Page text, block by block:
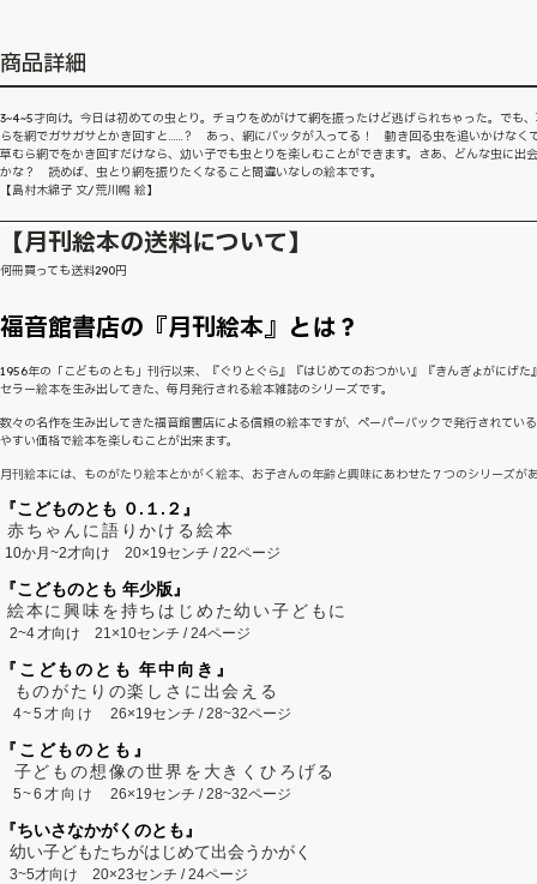
商品詳細
3~4~5才向け。今日は初めての虫とり。チョウをめがけて網を振ったけど逃げられちゃった。でも
らを網でガサガサとかき回すと……？ あっ、網にバッタが入ってる！ 動き回る虫を追いかけなく
草むら網でをかき回すだけなら、幼い子でも虫とりを楽しむことができます。さあ、どんな虫に出
かな？ 読めば、虫とり網を振りたくなること間違いなしの絵本です。
【島村木綿子 文/荒川暢 絵】
【月刊絵本の送料について】
何冊買っても送料290円
福音館書店の『月刊絵本』とは？
1956年の「こどものとも」刊行以来、『ぐりとぐら』『はじめてのおつかい』『きんぎょがにげた
セラー絵本を生み出してきた、毎月発行される絵本雑誌のシリーズです。
数々の名作を生み出してきた福音館書店による信頼の絵本ですが、ペーパーバックで発行されてい
やすい価格で絵本を楽しむことが出来ます。
月刊絵本には、ものがたり絵本とかがく絵本、お子さんの年齢と興味にあわせた７つのシリーズが
『こどものとも ０.１.２』
赤ちゃんに語りかける絵本
10か月~2才向け 20×19センチ / 22ページ
『こどものとも 年少版』
絵本に興味を持ちはじめた幼い子どもに
2~4才向け 21×10センチ / 24ページ
『こどものとも 年中向き』
ものがたりの楽しさに出会える
4~5才向け26×19センチ / 28~32ページ
『こどものとも』
子どもの想像の世界を大きくひろげる
5~6才向け26×19センチ / 28~32ページ
『ちいさなかがくのとも』
幼い子どもたちがはじめて出会うかがく
3~5才向け 20×23センチ / 24ページ